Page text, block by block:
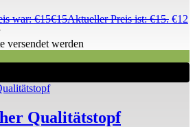
war: €15€15Aktueller Preis ist: €15. €12
versendet werden
Qualitätstopf